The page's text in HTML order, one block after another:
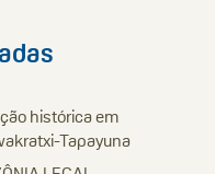
histórica em
Tapayuna